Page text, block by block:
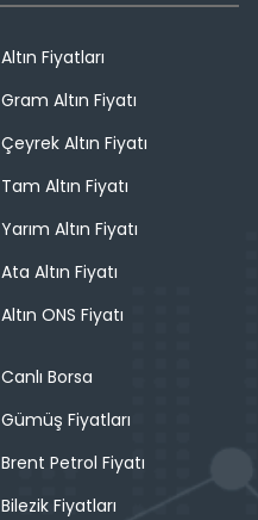
Altın Fiyatları
Gram Altın Fiyatı
Çeyrek Altın Fiyatı
Tam Altın Fiyatı
Yarım Altın Fiyatı
Ata Altın Fiyatı
Altın ONS Fiyatı
Canlı Borsa
Gümüş Fiyatları
Brent Petrol Fiyatı
Bilezik Fiyatları